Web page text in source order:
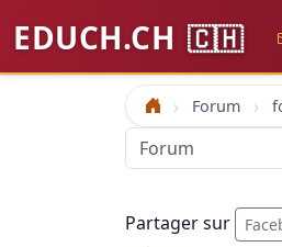
EDUCH.CH 🇨🇭
Accueil Forum
Partager sur